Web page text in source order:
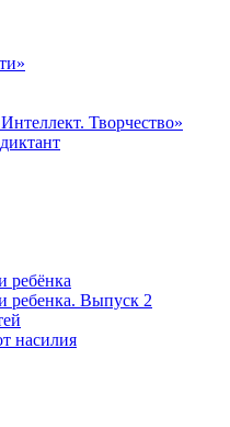
Творчество»
ребёнка
ребенка. Выпуск 2
насилия